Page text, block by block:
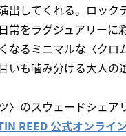
出してくれる。ロック
常をラグジュアリーに
なるミニマルな〈クロ
いも噛み分ける大人の
〉のスウェードシェア
REED 公式オンライ